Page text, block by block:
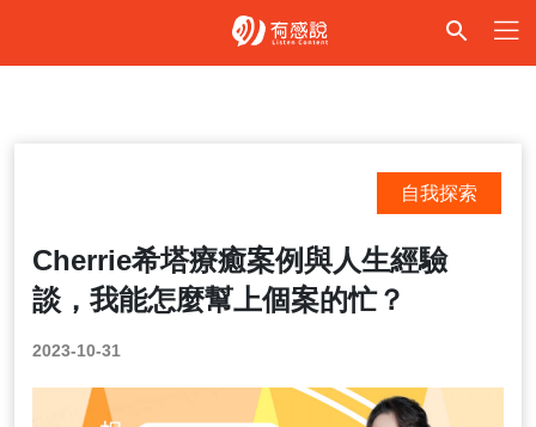
Cherrie希塔療癒案例與人生經驗
談，我能怎麼幫上個案的忙？
自我探索
2023-10-31